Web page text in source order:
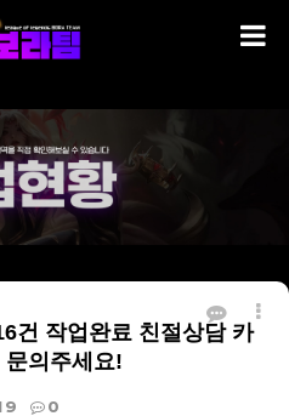
건 작업완료 친절상담 카
의주세요!
0